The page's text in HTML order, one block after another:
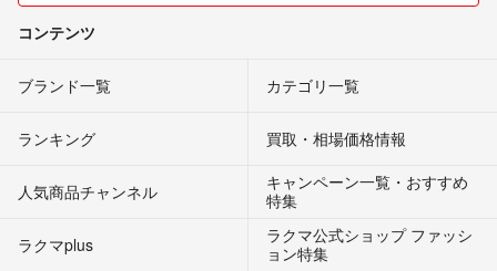
コンテンツ
ブランド一覧 カテゴリ一覧
ランキング 買取・相場価格情報
人気商品チャンネル
キャンペーン一覧・おすすめ
特集
ラクマplus
ラクマ公式ショップ ファッシ
ョン特集